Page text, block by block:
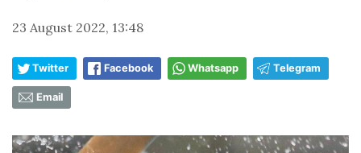
23 August 2022, 13:48
Twitter Facebook Whatsapp Telegram
Email